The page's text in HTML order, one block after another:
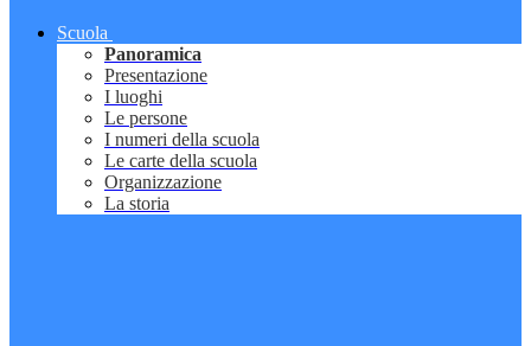
Scuola
Panoramica
Presentazione
I luoghi
Le persone
I numeri della scuola
Le carte della scuola
Organizzazione
La storia